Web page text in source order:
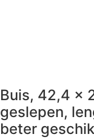
Buis, 42,4 x
geslepen,
beter